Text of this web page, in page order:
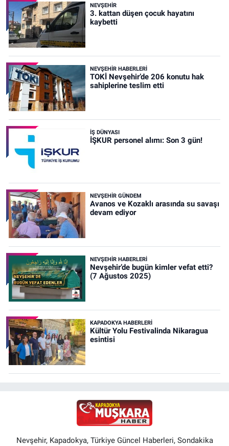
NEVŞEHIR
3. kattan düşen çocuk hayatını
kaybetti
NEVŞEHIR HABERLERI
TOKİ Nevşehir’de 206 konutu hak
sahiplerine teslim etti
İŞ DÜNYASI
İŞKUR personel alımı: Son 3 gün!
NEVŞEHIR GÜNDEM
Avanos ve Kozaklı arasında su savaşı
devam ediyor
NEVŞEHIR HABERLERI
Nevşehir’de bugün kimler vefat etti?
(7 Ağustos 2025)
KAPADOKYA HABERLERI
Kültür Yolu Festivalinda Nikaragua
esintisi
Nevşehir, Kapadokya, Türkiye Güncel Haberleri, Sondakika